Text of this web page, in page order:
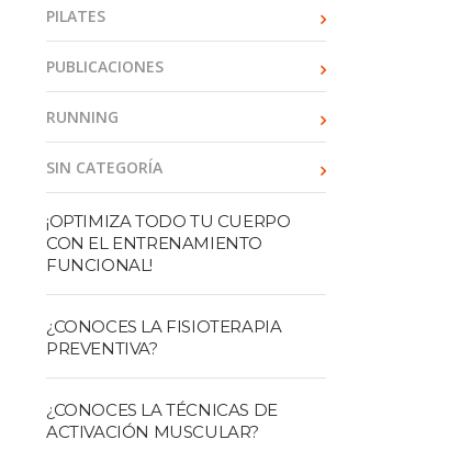
PILATES
PUBLICACIONES
RUNNING
SIN CATEGORÍA
¡OPTIMIZA TODO TU CUERPO
CON EL ENTRENAMIENTO
FUNCIONAL!
¿CONOCES LA FISIOTERAPIA
PREVENTIVA?
¿CONOCES LA TÉCNICAS DE
ACTIVACIÓN MUSCULAR?